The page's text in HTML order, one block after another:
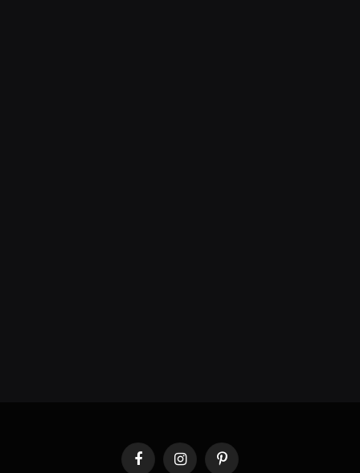
FacebookInstagramPinterest